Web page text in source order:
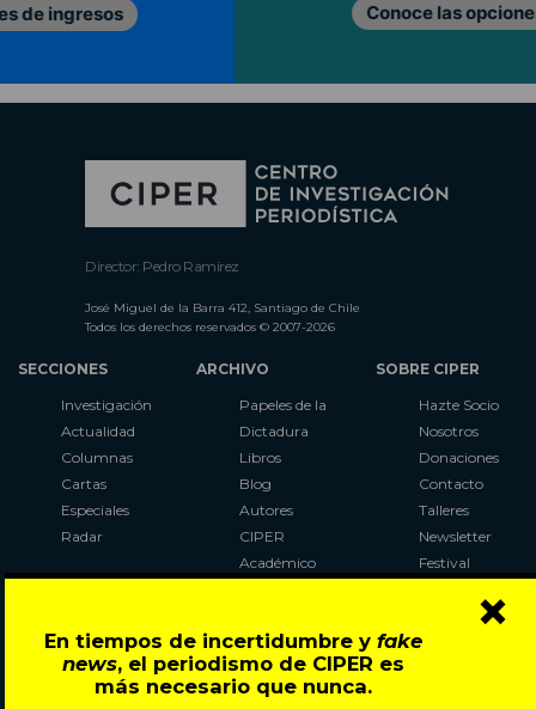
En tiempos de incertidumbre y fake
news, el periodismo de CIPER es
más necesario que nunca.
×
Conoce las opciones
Director: Pedro Ramírez
José Miguel de la Barra 412, Santiago de Chile
Todos los derechos reservados © 2007-2026
SECCIONES
Investigación
Actualidad
Columnas
Cartas
Especiales
Radar
ARCHIVO
Papeles de la
Dictadura
Libros
Blog
Autores
CIPER
Académico
Al Plebiscito
con CIPER
SOBRE CIPER
Hazte Socio
Nosotros
Donaciones
Contacto
Talleres
Newsletter
Festival